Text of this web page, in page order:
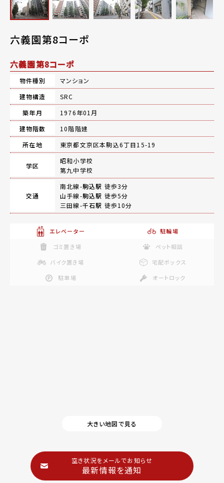
六義園第8コーポ
六義園第8コーポ
物件種別
マンション
建物構造
SRC
築年月
1976年01月
建物階数
10階階建
所在地
東京都文京区本駒込6丁目15-19
学区
昭和小学校
第九中学校
交通
南北線-駒込駅 徒歩3分
山手線-駒込駅 徒歩5分
三田線-千石駅 徒歩10分
エレベーター
駐輪場
ゴミ置き場
ペット相談
バイク置き場
宅配ボックス
駐車場
オートロック
大きい地図で見る
空き状況をメールでお知らせ
最新情報を通知